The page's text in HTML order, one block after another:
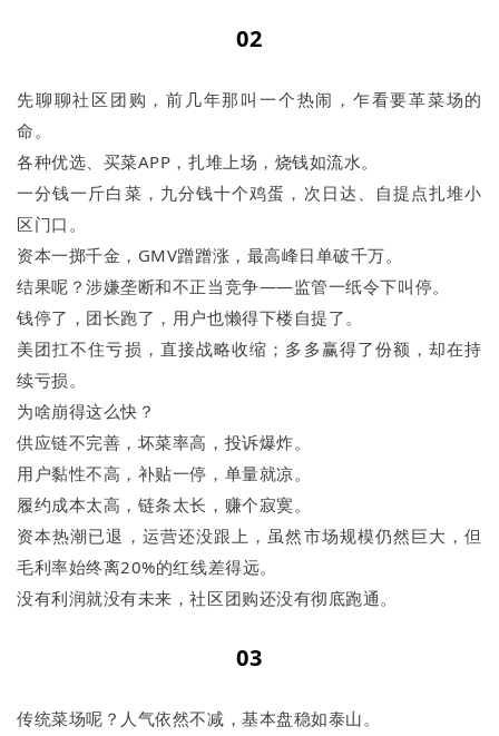
02
先聊聊社区团购，前几年那叫一个热闹，乍看要革菜场的
命。
各种优选、买菜APP，扎堆上场，烧钱如流水。
一分钱一斤白菜，九分钱十个鸡蛋，次日达、自提点扎堆小
区门口。
资本一掷千金，GMV蹭蹭涨，最高峰日单破千万。
结果呢？涉嫌垄断和不正当竞争——监管一纸令下叫停。
钱停了，团长跑了，用户也懒得下楼自提了。
美团扛不住亏损，直接战略收缩；多多赢得了份额，却在持
续亏损。
为啥崩得这么快？
供应链不完善，坏菜率高，投诉爆炸。
用户黏性不高，补贴一停，单量就凉。
履约成本太高，链条太长，赚个寂寞。
资本热潮已退，运营还没跟上，虽然市场规模仍然巨大，但
毛利率始终离20%的红线差得远。
没有利润就没有未来，社区团购还没有彻底跑通。
03
传统菜场呢？人气依然不减，基本盘稳如泰山。